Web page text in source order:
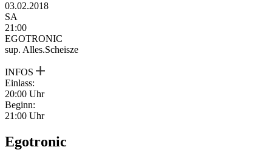
03.02.2018
SA
21:00
EGOTRONIC
sup. Alles.Scheisze
INFOS
Einlass:
20:00 Uhr
Beginn:
21:00 Uhr
Egotronic